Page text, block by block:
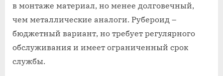
в монтаже материал, но менее долговечный,
чем металлические аналоги. Рубероид –
бюджетный вариант, но требует регулярного
обслуживания и имеет ограниченный срок
службы.